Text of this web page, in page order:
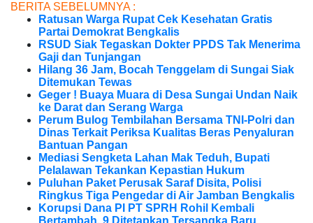
BERITA SEBELUMNYA :
Ratusan Warga Rupat Cek Kesehatan Gratis
Partai Demokrat Bengkalis
RSUD Siak Tegaskan Dokter PPDS Tak Menerima
Gaji dan Tunjangan
Hilang 36 Jam, Bocah Tenggelam di Sungai Siak
Ditemukan Tewas
Geger ! Buaya Muara di Desa Sungai Undan Naik
ke Darat dan Serang Warga
Perum Bulog Tembilahan Bersama TNI-Polri dan
Dinas Terkait Periksa Kualitas Beras Penyaluran
Bantuan Pangan
Mediasi Sengketa Lahan Mak Teduh, Bupati
Pelalawan Tekankan Kepastian Hukum
Puluhan Paket Perusak Saraf Disita, Polisi
Ringkus Tiga Pengedar di Air Jamban Bengkalis
Korupsi Dana PI PT SPRH Rohil Kembali